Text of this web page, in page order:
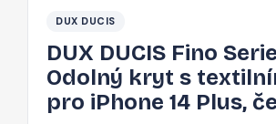
DUX DUCIS
DUX DUCIS Fino
Odolný kryt s
pro iPhone 14 Plus,